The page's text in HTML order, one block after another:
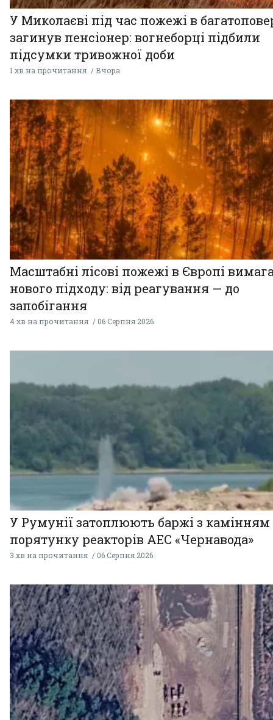
У Миколаєві під час пожежі в
загинув пенсіонер: вогнеборці підбили
підсумки тривожної доби
1 хв на прочитання Вчора
Масштабні лісові пожежі в Європі
нового підходу: від реагування — до
запобігання
4 хв на прочитання 06 Серпня 2026
У Румунії затоплюють баржі з
порятунку реакторів АЕС «Чернавода»
3 хв на прочитання 06 Серпня 2026